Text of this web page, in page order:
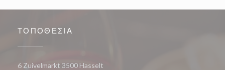
ΤΟΠΟΘΕΣΊΑ
6 Zuivelmarkt 3500 Hasselt